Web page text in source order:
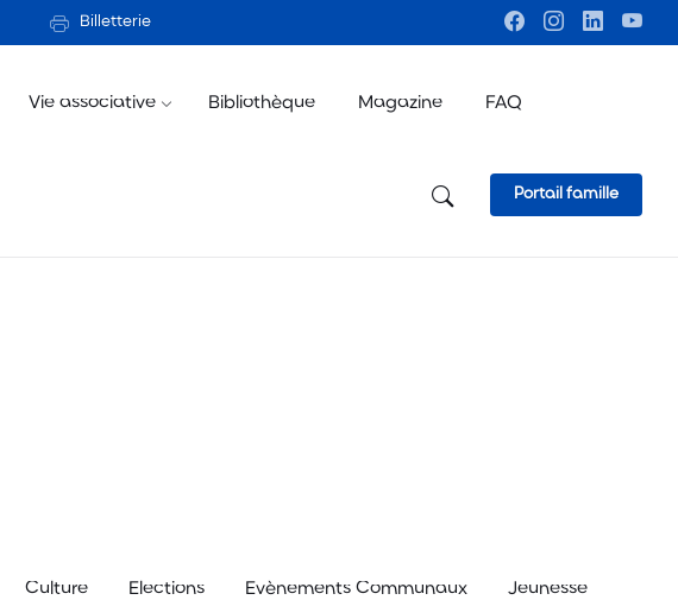
Billetterie
Vie associative Bibliothèque Magazine FAQ
Portail famille
Culture Elections Evènements Communaux Jeunesse